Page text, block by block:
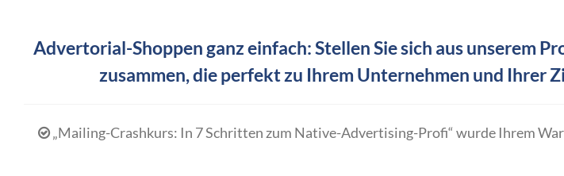
Advertorial-Shoppen ganz einfach: Stellen Sie sich aus unserem
zusammen, die perfekt zu Ihrem Unternehmen und Ihrer
„Mailing-Crashkurs: In 7 Schritten zum Native-Advertising-Profi“ wurde Ihrem